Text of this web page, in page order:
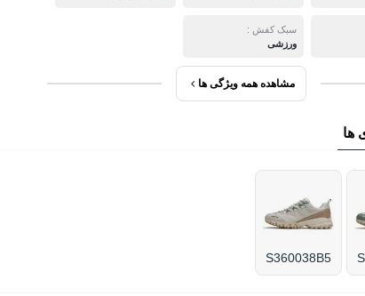
سبک کفش :
ورزشی
مشاهده همه ویژگی ها
ها
S360038B5